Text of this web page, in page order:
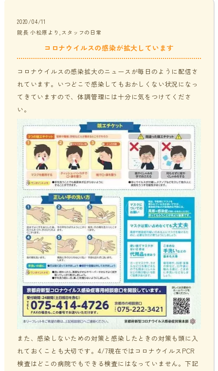
貧血・低血糖・疲れやすさ
オフィスワークの体の悩み
家事・育児でたまる体の疲れ
年齢とともに変わる体調サポート
血液検査でわかるあなたの健康サイン
分子整合栄養医学／オーソモレキュラーとは
分子整合栄養医学／オーソモレキュラーの血液検査と栄養療法
の流れ
体調不良で異常無しといわれてしまうのは？
はじめての栄養相談はこちら
分子整合栄養医学を勉強したい方に
提携医療機関
ニュース＆ブログ
採用情報
2020/04/11
院長 小松原より,スタッフの日常
コロナウイルスの感染が拡大しています
コロナウイルスの感染拡大のニュースが毎日のように配信さ
れています。いつどこで感染してもおかしくない状況になっ
てきていますので、体調管理には十分に気をつけてくださ
い。
また、感染しないための対策と感染したときの対策も頭に入
れておくことも大切です。 4/7現在ではコロナウイルスPCR
検査はどこの病院でもできる検査にはなっていません。下記